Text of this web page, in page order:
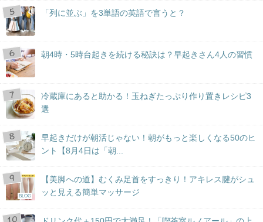
「列に並ぶ」を3単語の英語で言うと？
朝4時・5時台起きを続ける秘訣は？早起きさん4人の習慣
冷蔵庫にあると助かる！玉ねぎたっぷり作り置きレシピ3
選
早起きだけが朝活じゃない！朝がもっと楽しくなる50のヒ
ント【8月4日は「朝...
BLOG
【美脚への道】むくみ足首をすっきり！アキレス腱がシュ
ッと見える簡単マッサージ